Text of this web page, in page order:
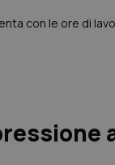
con le ore di